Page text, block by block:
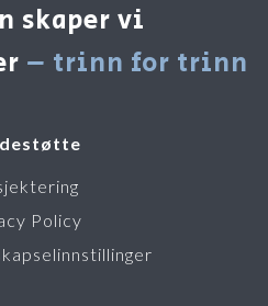
skaper vi
– trinn for trinn
Policy